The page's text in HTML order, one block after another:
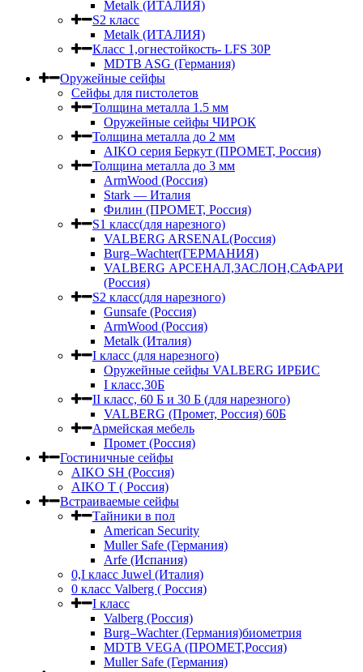
Metalk (ИТАЛИЯ)
S2 класс
Metalk (ИТАЛИЯ)
Класс 1,огнестойкость- LFS 30P
MDTB ASG (Германия)
Оружейные сейфы
Сейфы для пистолетов
Толщина металла 1.5 мм
Оружейные сейфы ЧИРОК
Толщина металла до 2 мм
AIKO серия Беркут (ПРОМЕТ, Россия)
Толщина металла до 3 мм
ArmWood (Россия)
Stark — Италия
Филин (ПРОМЕТ, Россия)
S1 класс(для нарезного)
VALBERG ARSENAL(Россия)
Burg–Wachter(ГЕРМАНИЯ)
VALBERG АРСЕНАЛ,ЗАСЛОН,САФАРИ
(Россия)
S2 класс(для нарезного)
Gunsafe (Россия)
ArmWood (Россия)
Metalk (Италия)
I класс (для нарезного)
Оружейные сейфы VALBERG ИРБИС
I класс,30Б
II класс, 60 Б и 30 Б (для нарезного)
VALBERG (Промет, Россия) 60Б
Армейская мебель
Промет (Россия)
Гостиничные сейфы
AIKO SH (Россия)
AIKO Т ( Россия)
Встраиваемые сейфы
Тайники в пол
American Security
Muller Safe (Германия)
Arfe (Испания)
0,I класс Juwel (Италия)
0 класс Valberg ( Россия)
I класс
Valberg (Россия)
Burg–Wachter (Германия)биометрия
MDTB VEGA (ПРОМЕТ,Россия)
Muller Safe (Германия)